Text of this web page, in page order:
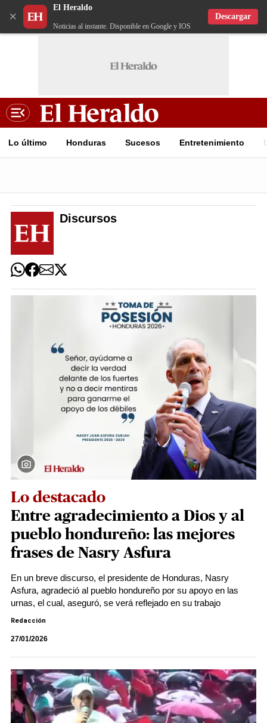
×
El Heraldo
Noticias al instante. Disponible en Google y IOS
Descargar
Lo último Honduras Sucesos Entretenimiento
Discursos
Lo destacado
Entre agradecimiento a Dios y al
pueblo hondureño: las mejores
frases de Nasry Asfura
En un breve discurso, el presidente de Honduras, Nasry
Asfura, agradeció al pueblo hondureño por su apoyo en las
urnas, el cual, aseguró, se verá reflejado en su trabajo
Redacción
27/01/2026